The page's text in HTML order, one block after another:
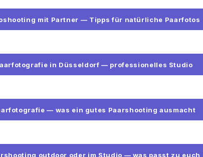
mit Partner — Tipps für natürliche Paarfotos
in Düsseldorf — professionelles Studio
— was ein gutes Paarshooting ausmacht
outdoor oder im Studio — was passt zu euch